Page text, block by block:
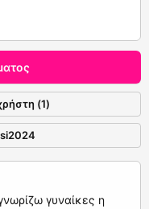
(1)
γυναίκες η